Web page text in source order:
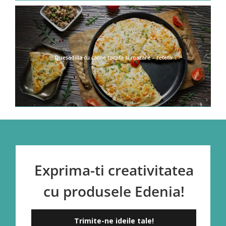
Quesadilla cu carne tocata si mazare – reteta
Exprima-ti creativitatea
cu produsele Edenia!
Trimite-ne ideile tale!